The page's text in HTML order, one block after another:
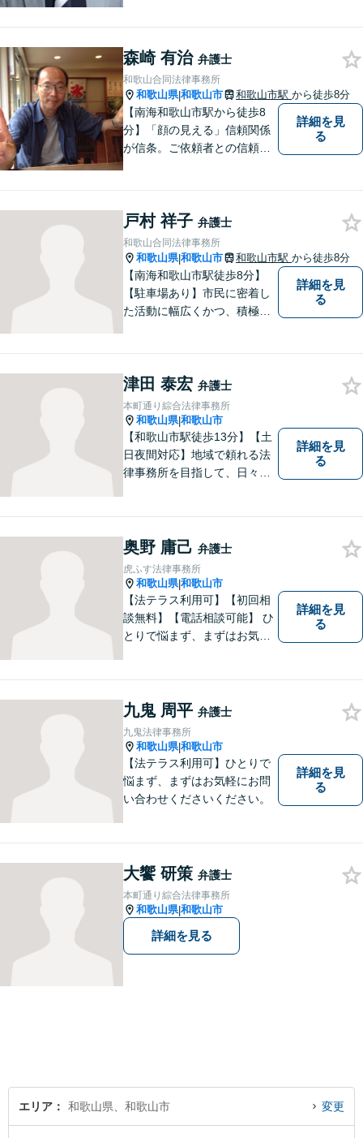
ご相談いただくこともありま
す。
森崎 有治 弁護士
和歌山合同法律事務所
和歌山県|和歌山市 和歌山市駅 から徒歩8分
【南海和歌山市駅から徒歩8
分】「顔の見える」信頼関係
が信条。ご依頼者との信頼関
な解決策を提案させていただ
きます。
詳細を見
る
戸村 祥子 弁護士
和歌山合同法律事務所
和歌山県|和歌山市 和歌山市駅 から徒歩8分
【南海和歌山市駅徒歩8分】
【駐車場あり】市民に密着し
た活動に幅広くかつ、積極的
く対応可能。【地域に根ざし
た弁護士】法律トラブルでお
悩みの方は、お気軽にご相談
ください。
詳細を見
る
津田 泰宏 弁護士
本町通り綜合法律事務所
和歌山県|和歌山市
【和歌山市駅徒歩13分】【土
日夜間対応】地域で頼れる法
律事務所を目指して、日々尽
能です。まずはお気軽にご相
談ください。
詳細を見
る
奥野 庸己 弁護士
虎ふす法律事務所
和歌山県|和歌山市
【法テラス利用可】【初回相
談無料】【電話相談可能】 ひ
とりで悩まず、まずはお気軽
詳細を見
る
九鬼 周平 弁護士
九鬼法律事務所
和歌山県|和歌山市
【法テラス利用可】ひとりで
悩まず、まずはお気軽にお問
い合わせくださいください。
詳細を見
る
大饗 研策 弁護士
本町通り綜合法律事務所
和歌山県|和歌山市
詳細を見る
エリア 和歌山県、和歌山市 変更